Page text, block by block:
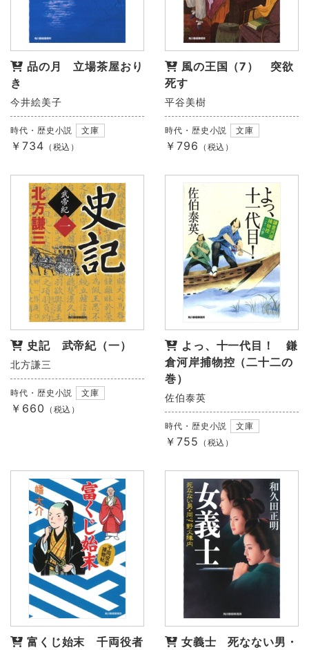
品の月 立場茶屋おり
き
今井絵美子
時代・歴史小説 文庫
￥734 （税込）
風の王国（7） 突欲
死す
平谷美樹
時代・歴史小説 文庫
￥796 （税込）
史記 武帝紀（一）
北方謙三
時代・歴史小説 文庫
￥660 （税込）
よっ、十一代目！ 鎌
倉河岸捕物控（二十二の
巻）
佐伯泰英
時代・歴史小説 文庫
￥755 （税込）
富くじ始末 千両役者
女義士 死なない男・